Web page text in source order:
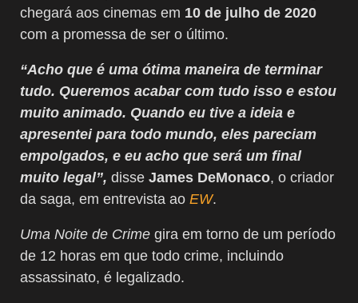
chegará aos cinemas em 10 de julho de 2020
com a promessa de ser o último.
“Acho que é uma ótima maneira de terminar
tudo. Queremos acabar com tudo isso e estou
muito animado. Quando eu tive a ideia e
apresentei para todo mundo, eles pareciam
empolgados, e eu acho que será um final
muito legal”, disse James DeMonaco, o criador
da saga, em entrevista ao EW.
Uma Noite de Crime gira em torno de um período
de 12 horas em que todo crime, incluindo
assassinato, é legalizado.